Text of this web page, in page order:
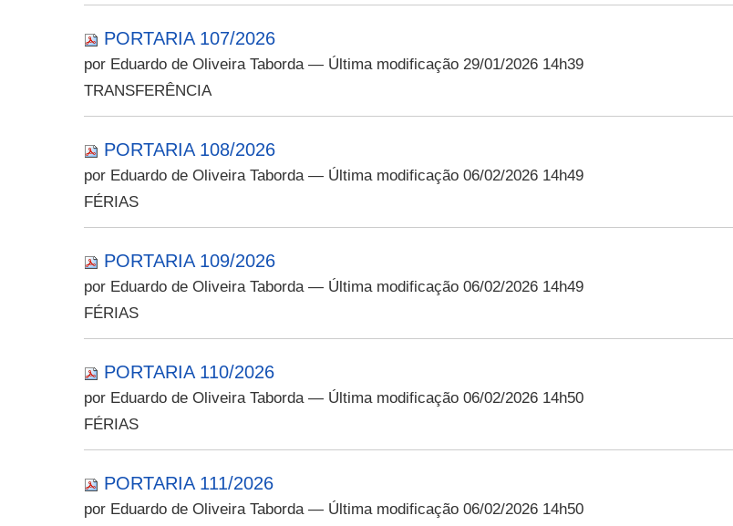
PORTARIA 107/2026
por Eduardo de Oliveira Taborda — Última modificação 29/01/2026 14h39
TRANSFERÊNCIA
PORTARIA 108/2026
por Eduardo de Oliveira Taborda — Última modificação 06/02/2026 14h49
FÉRIAS
PORTARIA 109/2026
por Eduardo de Oliveira Taborda — Última modificação 06/02/2026 14h49
FÉRIAS
PORTARIA 110/2026
por Eduardo de Oliveira Taborda — Última modificação 06/02/2026 14h50
FÉRIAS
PORTARIA 111/2026
por Eduardo de Oliveira Taborda — Última modificação 06/02/2026 14h50